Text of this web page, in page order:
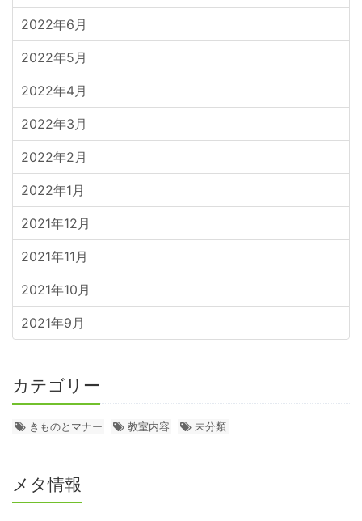
2022年6月
2022年5月
2022年4月
2022年3月
2022年2月
2022年1月
2021年12月
2021年11月
2021年10月
2021年9月
カテゴリー
きものとマナー 教室内容 未分類
メタ情報